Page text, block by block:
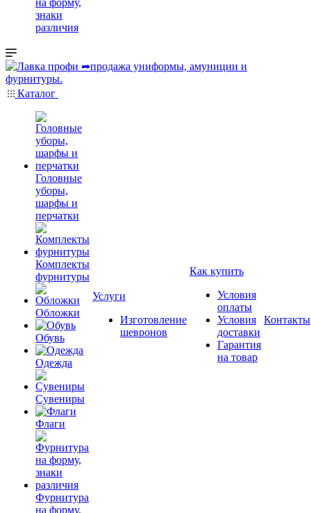
на форму,
знаки
различия
Каталог
Головные
уборы,
шарфы и
перчатки
Комплекты
фурнитуры
Обложки
Обувь
Одежда
Сувениры
Флаги
Фурнитура
на форму,
Услуги
Изготовление
шевронов
Как купить
Условия
оплаты
Условия
доставки
Гарантия
на товар
Контакты